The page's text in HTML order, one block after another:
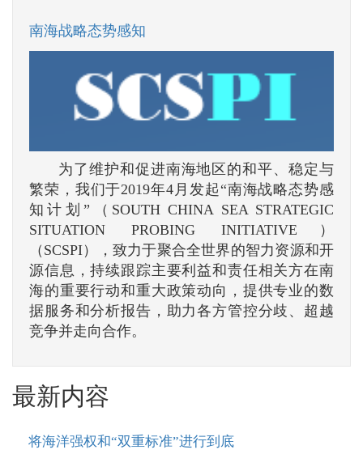
南海战略态势感知
为了维护和促进南海地区的和平、稳定与
繁荣，我们于2019年4月发起“南海战略态势感
知计划”（SOUTH CHINA SEA STRATEGIC
SITUATION PROBING INITIATIVE）
（SCSPI），致力于聚合全世界的智力资源和开
源信息，持续跟踪主要利益和责任相关方在南
海的重要行动和重大政策动向，提供专业的数
据服务和分析报告，助力各方管控分歧、超越
竞争并走向合作。
最新内容
将海洋强权和“双重标准”进行到底